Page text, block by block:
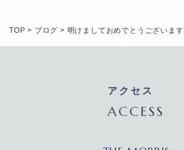
TOP > ブログ > 明けましておめでとうございます
アクセス
ACCESS